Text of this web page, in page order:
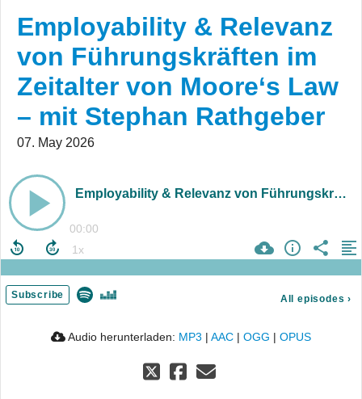
Employability & Relevanz
von Führungskräften im
Zeitalter von Moore‘s Law
– mit Stephan Rathgeber
07. May 2026
Employability & Relevanz von Führungskräften im Zeitalter von Moore‘s Law – mit Stephan Rathgeber
00:00
Subscribe All episodes ›
Audio herunterladen: MP3 | AAC | OGG | OPUS